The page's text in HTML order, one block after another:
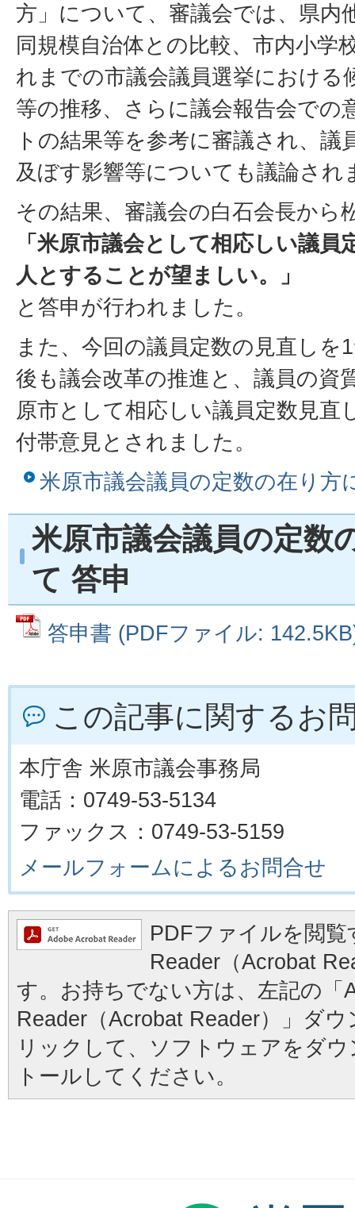
方」について、審議会では、県内
同規模自治体との比較、市内小学
れまでの市議会議員選挙における
等の推移、さらに議会報告会での
トの結果等を参考に審議され、議
及ぼす影響等についても議論され
その結果、審議会の白石会長から
「米原市議会として相応しい議
人とすることが望ましい。」
と答申が行われました。
また、今回の議員定数の見直しを
後も議会改革の推進と、議員の資
原市として相応しい議員定数見直
付帯意見とされました。
米原市議会議員の定数の在り方
米原市議会議員の定数
て 答申
答申書 (PDFファイル:
この記事に関するお
本庁舎 米原市議会事務局
電話：0749-53-5134
ファックス：0749-53-5159
メールフォームによるお問合せ
PDFファイルを閲
Reader（Acrobat
す。お持ちでない方は、左記の「
Reader（Acrobat Reader）」ダ
リックして、ソフトウェアをダ
トールしてください。